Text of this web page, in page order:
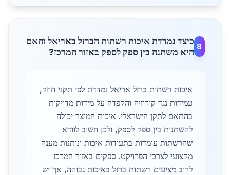
8
כיצד נמדדת איכות רשתות הברזל באריאל והאם
היא משתנה בין ספק לספק באזור המרכז?
איכות רשתות ברזל אריאל נמדדת לפי תקני חוזק,
עמידות נגד קורוזיה והקפדה על מידות מדויקות
בהתאם לתקן הישראלי. איכות המוצר יכולה
להשתנות בין ספק לספק, ולכן חשוב לוודא
שהרשתות עומדות בתעודות איכות ונותנות מענה
מקצועי לצרכי הפרויקט. ספקים באזור המרכז
לרוב מציעים רשתות ברזל באיכות גבוהה, אך יש